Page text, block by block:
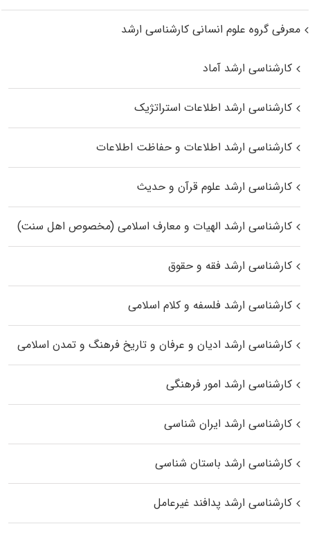
معرفی گروه علوم انسانی کارشناسی ارشد
کارشناسی ارشد آماد
کارشناسی ارشد اطلاعات استراتژیک
کارشناسی ارشد اطلاعات و حفاظت اطلاعات
کارشناسی ارشد علوم قرآن و حدیث
کارشناسی ارشد الهیات و معارف اسلامی (مخصوص اهل سنت)
کارشناسی ارشد فقه و حقوق
کارشناسی ارشد فلسفه و کلام اسلامی
کارشناسی ارشد ادیان و عرفان و تاریخ فرهنگ و تمدن اسلامی
کارشناسی ارشد امور فرهنگی
کارشناسی ارشد ایران شناسی
کارشناسی ارشد باستان شناسی
کارشناسی ارشد پدافند غیرعامل